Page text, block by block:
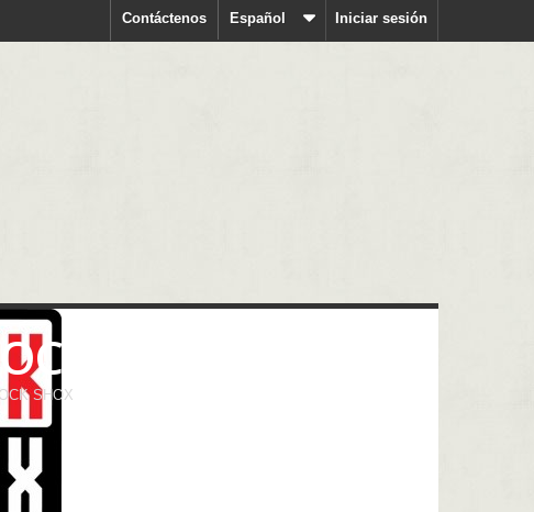
Iniciar sesión
Español
Contáctenos
SHOX
SHOX